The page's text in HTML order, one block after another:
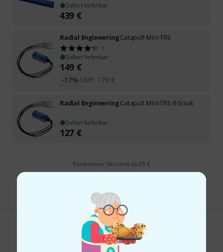
Sofort lieferbar
439 €
Radial EngineeringCatapult Mini TRS
7
Sofort lieferbar
149 €
UVP: 179 €
-17%
Radial EngineeringCatapult Mini TRS B-Stock
Sofort lieferbar
127 €
Kostenloser Versand ab 29 €
Alle Preise inkl. MwSt.
Gefällt Ihnen, was Sie sehen?